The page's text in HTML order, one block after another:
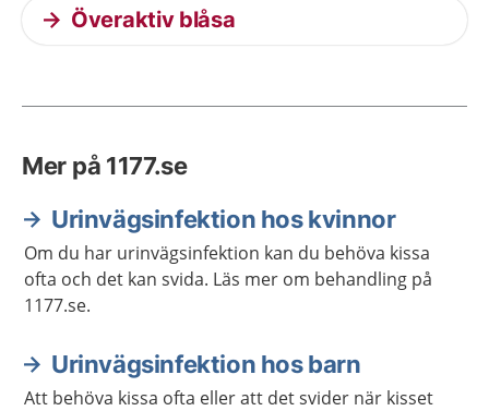
Överaktiv blåsa
Mer på 1177.se
Urinvägsinfektion hos kvinnor
Om du har urinvägsinfektion kan du behöva kissa
ofta och det kan svida. Läs mer om behandling på
1177.se.
Urinvägsinfektion hos barn
Att behöva kissa ofta eller att det svider när kisset